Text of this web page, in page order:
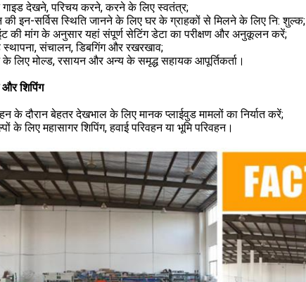
देखने, परिचय करने, करने के लिए स्वतंत्र;
की इन-सर्विस स्थिति जानने के लिए घर के ग्राहकों से मिलने के लिए नि: शुल्क;
की मांग के अनुसार यहां संपूर्ण सेटिंग डेटा का परीक्षण और अनुकूलन करें;
स्थापना, संचालन, डिबगिंग और रखरखाव;
के लिए मोल्ड, रसायन और अन्य के समृद्ध सहायक आपूर्तिकर्ता।
शिपिंग
के दौरान बेहतर देखभाल के लिए मानक प्लाईवुड मामलों का निर्यात करें;
के लिए महासागर शिपिंग, हवाई परिवहन या भूमि परिवहन।